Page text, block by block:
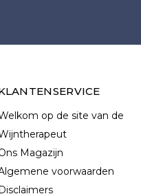
op de site van de
Magazijn
voorwaarden